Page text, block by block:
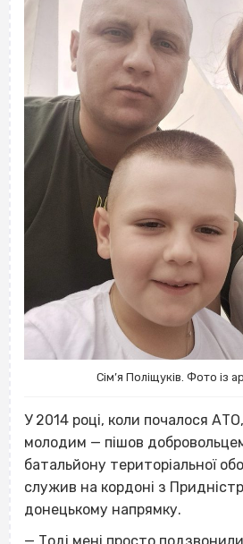
Сім’я Поліщуків. Фото із
У 2014 році, коли почалося
молодим — пішов
батальйону територіальної
служив на кордоні з
донецькому напрямку.
— Тоді мені просто